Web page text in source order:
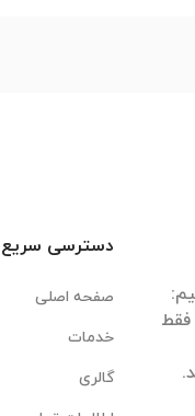
دسترسی سریع
صفحه اصلی
خدمات
گالری